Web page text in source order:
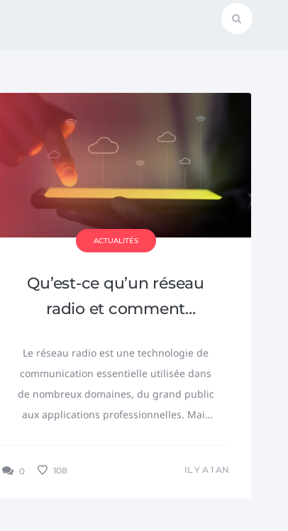
ACTUALITÉS
Qu’est-ce qu’un réseau
radio et comment
Le réseau radio est une technologie de
communication essentielle utilisée dans
de nombreux domaines, du grand public
aux applications professionnelles. Mais
0 108 IL Y A 1 AN